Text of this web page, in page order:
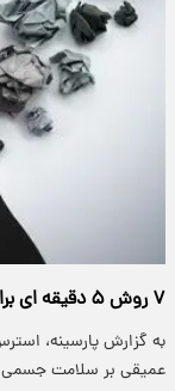
۷ روش ۵ دقیقه ای برای رها شدن از استرس
به گزارش پارسینه،
عمیقی بر سلامت جسمی